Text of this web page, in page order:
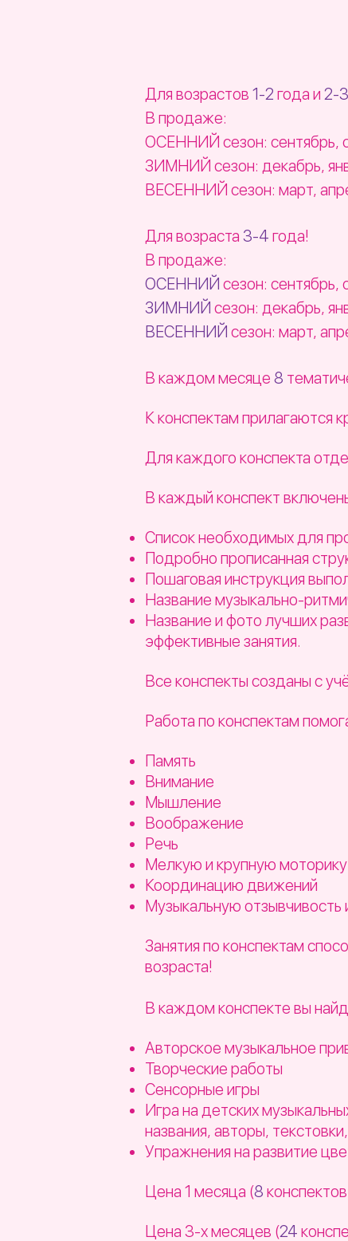
Для возрастов 1-2 года и 2-3
В продаже:
ОСЕННИЙ сезон: сентябрь,
ЗИМНИЙ сезон: декабрь,
ВЕСЕННИЙ сезон: март,
Для возраста 3-4 года!
В продаже:
ОСЕННИЙ сезон: сентябрь,
ЗИМНИЙ сезон: декабрь,
ВЕСЕННИЙ сезон: март,
В каждом месяце 8
К конспектам прилагаются
Для каждого конспекта
В каждый конспект
Список необходимых для
Подробно прописанная
Пошаговая инструкция
Название музыкально-
Название и фото лучших
эффективные занятия.
Все конспекты созданы с
Работа по конспектам
Память
Внимание
Мышление
Воображение
Речь
Мелкую и крупную моторику
Координацию движений
Музыкальную отзывчивость
Занятия по конспектам
возраста!
В каждом конспекте вы
Авторское музыкальное
Творческие работы
Сенсорные игры
Игра на детских
названия, авторы,
Упражнения на развитие
Цена 1 месяца (8
Цена 3-х месяцев (24